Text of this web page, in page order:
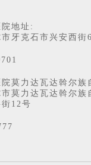
地址:
牙克石市兴安西街
莫力达瓦达斡尔
莫力达瓦达斡尔族
12号